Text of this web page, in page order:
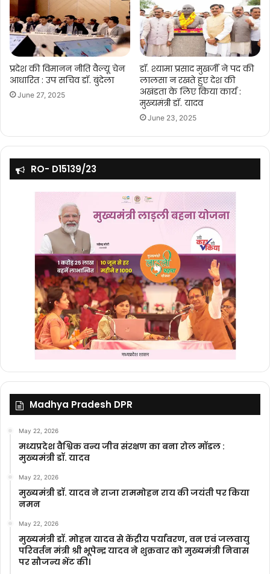
प्रदेश की विमानन नीति वैल्यू चेन
आधारित : उप सचिव डॉ. बुंदेला
June 27, 2025
डॉ. श्यामा प्रसाद मुखर्जी ने पद की
लालसा न रखते हुए देश की
अखंडता के लिए किया कार्य :
मुख्यमंत्री डॉ. यादव
June 23, 2025
RO- D15139/23
Madhya Pradesh DPR
May 22, 2026
मध्यप्रदेश वैश्विक वन्य जीव संरक्षण का बना रोल मॉडल :
मुख्यमंत्री डॉ. यादव
May 22, 2026
मुख्यमंत्री डॉ. यादव ने राजा राममोहन राय की जयंती पर किया
नमन
May 22, 2026
मुख्यमंत्री डॉ. मोहन यादव से केंद्रीय पर्यावरण, वन एवं जलवायु
परिवर्तन मंत्री श्री भूपेन्द्र यादव ने शुक्रवार को मुख्यमंत्री निवास
पर सौजन्य भेंट की।